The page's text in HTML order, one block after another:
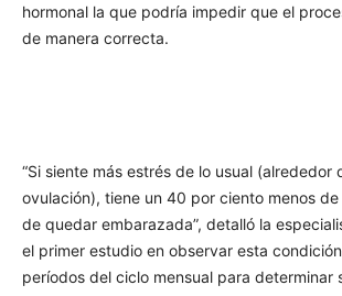
hormonal la que podría impedir que el
de manera correcta.
“Si siente más estrés de lo usual (alrededor
ovulación), tiene un 40 por ciento menos
de quedar embarazada”, detalló la
el primer estudio en observar esta
períodos del ciclo mensual para determinar